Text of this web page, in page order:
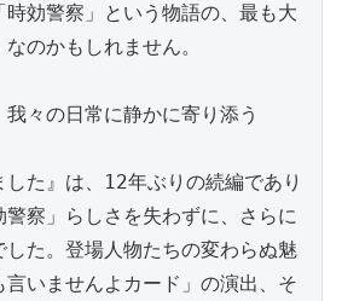
効警察」という物語の、最も大
のかもしれません。
々の日常に静かに寄り添う
した』は、12年ぶりの続編であり
察」らしさを失わずに、さらに
た。登場人物たちの変わらぬ魅
いませんよカード」の演出、そ